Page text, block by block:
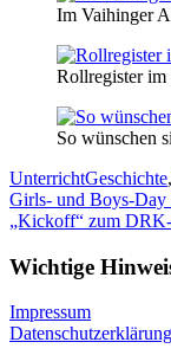
Im Vaihinger
Rollregister im
So wünschen
UnterrichtGeschichte,
Girls- und Boys-Day
„Kickoff“ zum DRK-
Wichtige
Impressum
Datenschutzerklärung